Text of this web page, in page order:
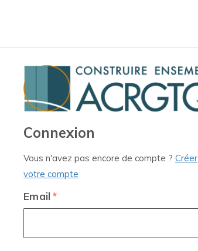
Connexion
Vous n'avez pas encore de compte ?Créer
votre compte
Email